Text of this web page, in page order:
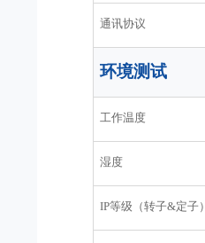
通讯协议
环境测试
工作温度
湿度
IP等级（转子&定子）